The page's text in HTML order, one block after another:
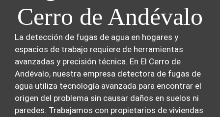
Cerro de Andévalo
La detección de fugas de agua en hogares y
espacios de trabajo requiere de herramientas
avanzadas y precisión técnica. En El Cerro de
Andévalo, nuestra empresa detectora de fugas de
agua utiliza tecnología avanzada para encontrar el
origen del problema sin causar daños en suelos ni
paredes. Trabajamos con propietarios de viviendas